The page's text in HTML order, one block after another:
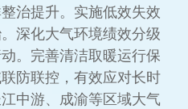
治提升。实施低效失效
深化大气环境绩效分级
。完善清洁取暖运行保
防联控，有效应对长时
中游、成渝等区域大气